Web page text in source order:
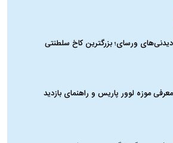
دیدنی‌های ورسای؛ بزرگترین کاخ سلطنتی
معرفی موزه لوور پاریس و راهنمای بازدید